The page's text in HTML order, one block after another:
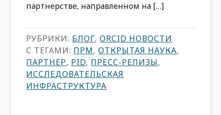
партнерстве, направленном на […]
РУБРИКИ: БЛОГ,ORCID НОВОСТИ
С ТЕГАМИ: ПРМ,ОТКРЫТАЯ НАУКА,
ПАРТНЕР, PID, ПРЕСС-РЕЛИЗЫ,
ИССЛЕДОВАТЕЛЬСКАЯ
ИНФРАСТРУКТУРА